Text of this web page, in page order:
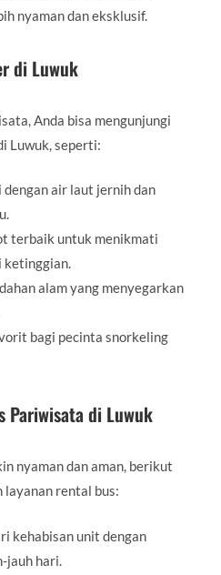
nyaman dan eksklusif.
di Luwuk
Anda bisa mengunjungi
Luwuk, seperti:
dengan air laut jernih dan
terbaik untuk menikmati
ketinggian.
alam yang menyegarkan
bagi pecinta snorkeling
Pariwisata di Luwuk
nyaman dan aman, berikut
layanan rental bus:
kehabisan unit dengan
jauh hari.